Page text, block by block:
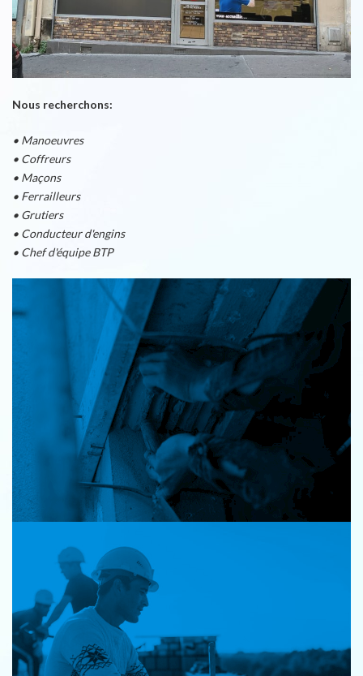
Nous recherchons:
• Manoeuvres
• Coffreurs
• Maçons
• Ferrailleurs
• Grutiers
• Conducteur d'engins
• Chef d'équipe BTP